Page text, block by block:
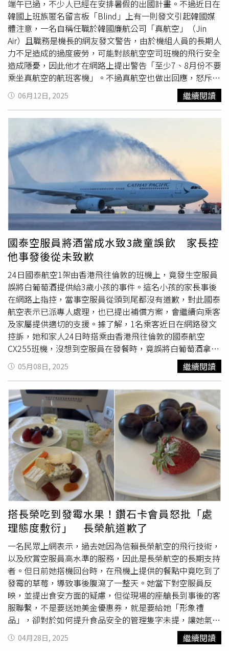
了。（圖／翻攝自IG）
端午已過，不少人已經在安排暑假的出國計畫。不過近日在
韓國上班族匿名留言板「Blind」上有一則發文引起韓國媒
體注意，一名自稱任職於韓國廉航公司「真航空」（Jin
Air）且職務是機長的網友發文警告，由於機組人員的長期人
力不足造成的過度疲勞，可能對該航空空司班機的飛行安全
造成隱憂，因此他才在網路上提出警告「至少7、8月份不要
乘坐真航空的航班客機」。不過真航空也做出回應，怒斥這
則發文「毫無根據」，會採取積極措施來處理。據韓國財經
媒體《美日經濟》、《EDAILY》等報導，近日在韓國上班
族匿名留言板「Blind」上，有一名自稱任職於真航空的波
音737機長提出內部警告，表示「至少7、8月份不要乘坐真
航空的航班客機」，引起廣大關注。這名發文者寫下：「我
會揭露公司的行為，並添加媒體標籤。」他還表示：「如果
大家能轉發此篇文章，我將不勝感激。」、「作為一名始終
將乘客安全放在首位的機長，我希望威脅乘客安全的公司能
夠有所改善。」韓媒還指出，雖然該留言板採匿名發言制，
但發文者帳號必須通過職場認證，而該證號資料確實顯示任
職於真航空，「因此無法排除是內部告發的可能性。」這則
在本月10日發文的文章指出，面臨即將到來的7、8月旅遊
旺季，真航空根本沒有足夠的飛行員來維持正常的航班運
作。根據發文者的說法，據韓國國土交通部公布的建議，要
求航空公司每架飛機各自需要8名正機長與副機長輪替飛
行，但是對於擁有31架飛機的真航空來說，目前卻僅擁有
240名正機長以及185名副機長，不僅正機長人力出現少許
缺口，副機長的人力更是嚴重不足。這名發文者指出，造就
超過60名以上副機長人力缺口的原因，是飛航人員待遇的嚴
重匱乏，真航空的飛行乘務員每個月只有9天的保障休假，
不僅比其他公司少1天，而且在7月旺季的時候，副機長們的
休假日還會進一步縮減到8天。即便想著是旺季想多支撐一
下，但是公司不顧人體生理時鐘的排班法，仍然會對飛航安
全造成威脅。發文者指出，真航空的管理層為了降低成本，
制定了「不顧後果的、高強度的日程安排」，「我們會連續
3天在凌晨4點起床，飛金浦－濟州－金浦－濟州，然後休息
1天，如此反覆。有些在東南亞熬夜的飛行員，第二天凌晨3
點起床，早上又要飛往日本。我們困得快要暈倒了，但為了
乘客的安全，我們還是掐著大腿拼命飛行。」這名發文者又
指出，除了以上的荒唐排班，還要面對遠低於通貨膨脹率的
薪資漲幅，以及糟糕的酒店住宿品質、
飛機餐品質等，都是
造成副機長們陸續出走的原因。而管理階層雖然知道這樣會
造成安全問題，但公司依然無意增加人手，反而努力壓縮人
力缺口。發文者又上傳了3張飛航人員餐點的照片，指出包
含麵包發霉、培根發臭等衛生狀況不佳的狀況，並批評道：
「即使我提出希望公司改進的意見，也沒有任何改變。管理
層只顧著削減成本，為了提升利潤，完全不顧營業人員的處
境。」「真航空的飛航安全如今非常危險！」這名發文者表
達了自己的擔憂：「我希望乘客們能盡量避免乘坐由疲勞、
困倦、飢餓甚至胃痛的飛行員執飛的真航空航班。我希望不
要發生事故，但我感覺事故很快就會發生。」對此，真航空
向韓國財經媒體提出駁斥，表示公司雖然確實擁有31架飛
機，但是包含實習生在內，共有543名空服員、扣除實習生
後還有435名正職空服員。此外，目前每架飛機配配了7名
正機師與7名副機師，但國土安全部建議的正副機師配置應
該是各「6人」而非「8人」。真航空還宣稱「沒有在旺季削
06月12日, 2025 繼續閱讀
國泰空服員將酒當成水致3歲童誤飲 家長控
他事發後從未致歉
24日國泰航空1架由香港飛往倫敦的班機上，竟發生空服員
誤將白葡萄酒提供給3歲小孩的事件。這名小孩的家長事後
在網路上指控，當事空服員從頭到尾都沒有道歉，對此國泰
航空表示已派專人處理，也已提出補償方案，會繼續向乘客
及家屬提供適切的支援。據了解，1名乘客近日在網路發文
控訴，她和家人24日時搭乘由香港飛往倫敦的國泰航空
CX255班機，沒想到空服員在發餐時，竟誤將白葡萄酒拿給
她的3歲小孩飲用。該名乘客指出，發餐時她幫小孩點了1份
雞肉的餐點和水，沒想到過了一陣子之後，小孩反映「這杯
酒，讓女子相當傻眼。該乘客強調她當下立即與空服員反
映，對方只是看了一眼後將酒收走，換成水之後就離開，該
乘客控訴「向機上其他空服員反映，並堅持要找醫生，對方
才廣播找來1名女醫生，醫生看完後表示孩子不需要處
理。」這名乘客也指出，因為擔心酒精對幼童有害，她每30
分鐘就必須察看小孩的狀況，讓她無法好好休息，而當事空
服員從頭到尾都沒有致歉。根據《南方都市報》報導，國泰
航空企業事務部5月7日回應道「事發後機組聯繫機上醫療人
員，並諮詢獨立醫療機構確保乘客安全。航班抵達後，有關
乘客及家人如常離開機艙，目前公司已啓動內部調查，並已
提出補償方案，會繼續向乘客及其家人提供適切的支援。」
國泰航空另一名工作人員也指出，公司已派專人處理，正與
該名乘客進行溝通，會盡力提供讓乘客滿意的補償方案。
05月08日, 2025 繼續閱讀
搭長榮吃到發霉水果！鑽石卡會員怒批「處
理態度敷衍」 長榮航道歉了
一名民眾上網表示，過去她因為信賴長榮航空的飛行技術，
以及欣賞空服員高水準的服務，因此是長榮航空的長期支持
者。但日前她搭機回台時，在飛機上提供的餐點中竟吃到了
發霉的草莓，導致事後腹瀉了一整天。她當下對空服員反
映，並提出食安方面的疑慮，但從現場的座艙長到事後的客
服聯繫，不是要送她美金優惠券，就是要給她「形象禮
品」，卻對於如何提升食品安全的管理隻字未提，讓她氣憤
表示如果無法提升品質，就算送她免費機票也不會想搭。一
名網友27日凌晨在臉書社團《爆料公社》發文，表示自己長
04月28日, 2025 繼續閱讀